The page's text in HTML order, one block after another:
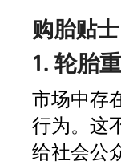
购胎贴士
1. 轮胎
市场中存
行为。这
给社会公